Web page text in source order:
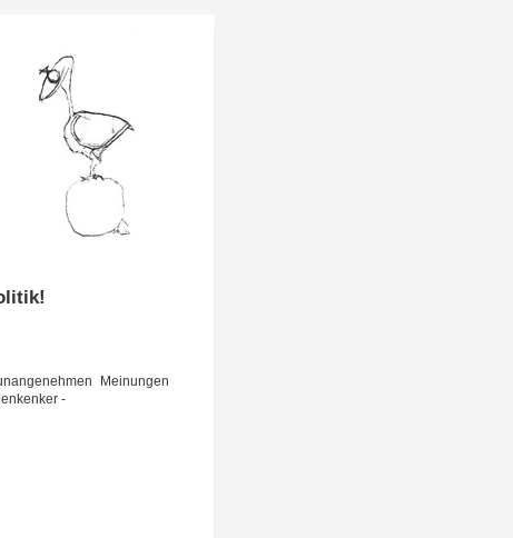
Mei­nun­gen
-